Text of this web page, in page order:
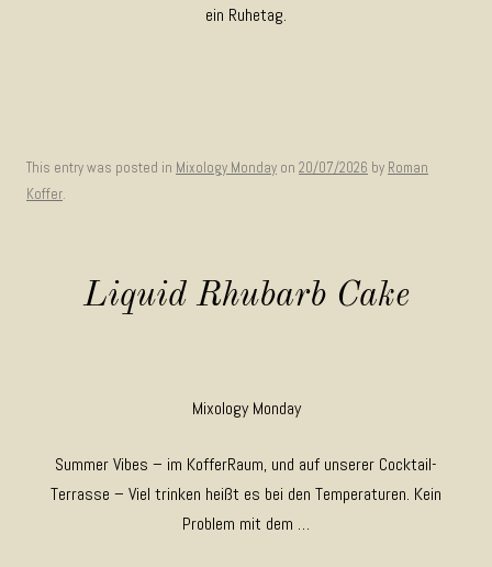
ein Ruhetag.
This entry was posted in Mixology Monday on 20/07/2026 by Roman
Koffer.
Liquid Rhubarb Cake
Mixology Monday
Summer Vibes – im KofferRaum, und auf unserer Cocktail-
Terrasse – Viel trinken heißt es bei den Temperaturen. Kein
Problem mit dem …